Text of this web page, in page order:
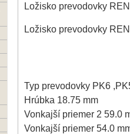
Ložisko prevodovky
Ložisko prevodovky
Typ prevodovky PK6
Hrúbka 18.75 mm
Vonkajší priemer 2 59.0
Vonkajší priemer 54.0